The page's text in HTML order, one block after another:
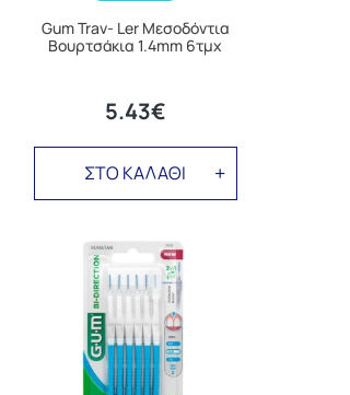
Gum Trav- Ler Μεσοδόντια
Βουρτσάκια 1.4mm 6τμχ
5.43€
ΣΤΟ ΚΑΛΑΘΙ